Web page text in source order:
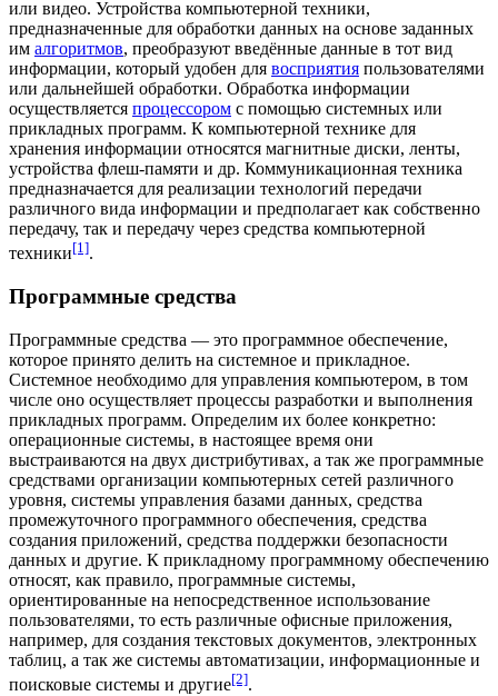
или видео. Устройства компьютерной техники,
предназначенные для обработки данных на основе заданных
им алгоритмов, преобразуют введённые данные в тот вид
информации, который удобен для восприятия пользователями
или дальнейшей обработки. Обработка информации
осуществляется процессором с помощью системных или
прикладных программ. К компьютерной технике для
хранения информации относятся магнитные диски, ленты,
устройства флеш-памяти и др. Коммуникационная техника
предназначается для реализации технологий передачи
различного вида информации и предполагает как собственно
передачу, так и передачу через средства компьютерной
техники[1].
Программные средства
Программные средства — это программное обеспечение,
которое принято делить на системное и прикладное.
Системное необходимо для управления компьютером, в том
числе оно осуществляет процессы разработки и выполнения
прикладных программ. Определим их более конкретно:
операционные системы, в настоящее время они
выстраиваются на двух дистрибутивах, а так же программные
средствами организации компьютерных сетей различного
уровня, системы управления базами данных, средства
промежуточного программного обеспечения, средства
создания приложений, средства поддержки безопасности
данных и другие. К прикладному программному обеспечению
относят, как правило, программные системы,
ориентированные на непосредственное использование
пользователями, то есть различные офисные приложения,
например, для создания текстовых документов, электронных
таблиц, а так же системы автоматизации, информационные и
поисковые системы и другие[2].